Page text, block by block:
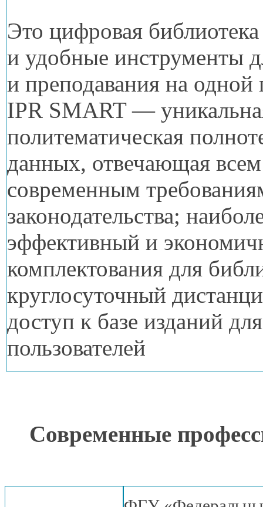
Это цифровая
и удобные инструменты
и преподавания на одной
IPR SMART—
политематическая
данных, отвечающая всем
современным
законодательства;
эффективный и
комплектования для
круглосуточный
доступ к базе изданий для
пользователей
Современные